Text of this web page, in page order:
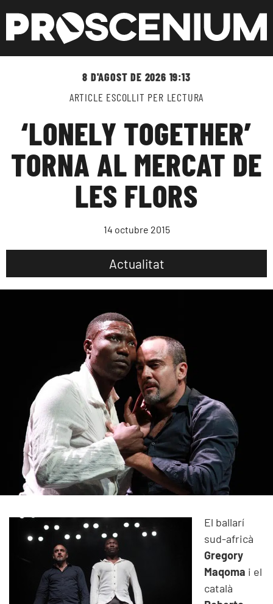
ARTICLE ESCOLLIT PER LECTURA
8 D'AGOST DE 2026 19:13
‘LONELY TOGETHER’
TORNA AL MERCAT DE
LES FLORS
14 octubre 2015
Actualitat
El ballarí
sud-africà
Gregory
Maqoma i el
català